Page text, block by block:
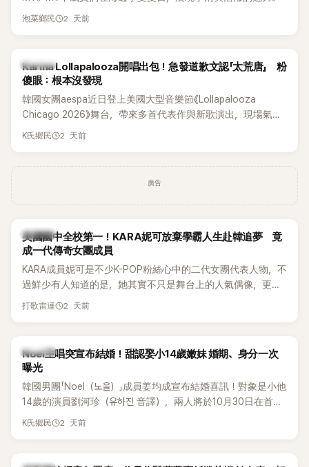
泡菜鄉民 2 天前
K-POP
Karina Lollapalooza開唱出包！急發道歉文認「太荒唐」 粉
傻眼：根本沒發現
韓國女團aespa近日登上美國大型音樂節《Lollapalooza
Chicago 2026》舞台，帶來多首代表作與新歌演出，現場氣氛
嗨翻。不過，成員Karina卻在演出後主動坦承，自己因為太緊
K氏鄉民 2 天前
廣告
K-POP
美國國中全校第一！KARA妮可放棄學霸人生赴韓追夢 竟
成一代傳奇女團成員
KARA成員妮可是不少K-POP粉絲心中的二代女團代表人物，不
過鮮少有人知道的是，她其實不只是舞台上的人氣偶像，更是
一名不折不扣的學霸。她日前在節目中透露，自己在美國就讀
打歌雷達 2 天前
K-POP
Noel主唱突宣布結婚！甜認娶小14歲嫩妹 婚期、身分一次
曝光
韓國男團「Noel（노을）」成員姜均成宣布結婚喜訊！對象是小他
14歲的演員劉河珍（유하진 音譯），兩人將於10月30日在首爾
低調舉辦婚禮，消息一出立刻引發關注。
K氏鄉民 2 天前